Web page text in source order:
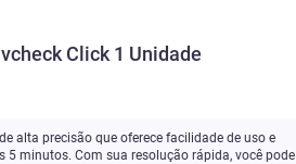
Click 1 Unidade
alta precisão que oferece facilidade de uso e
5 minutos. Com sua resolução rápida, você pode